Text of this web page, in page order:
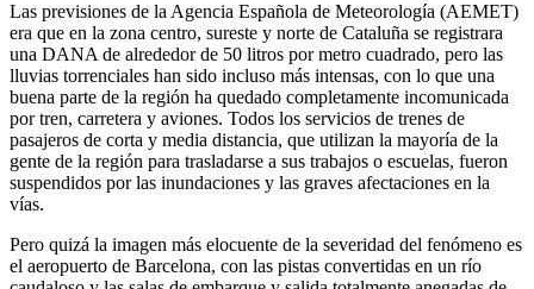
Las previsiones de la Agencia Española de Meteorología (AEMET)
era que en la zona centro, sureste y norte de Cataluña se registrara
una DANA de alrededor de 50 litros por metro cuadrado, pero las
lluvias torrenciales han sido incluso más intensas, con lo que una
buena parte de la región ha quedado completamente incomunicada
por tren, carretera y aviones. Todos los servicios de trenes de
pasajeros de corta y media distancia, que utilizan la mayoría de la
gente de la región para trasladarse a sus trabajos o escuelas, fueron
suspendidos por las inundaciones y las graves afectaciones en la
vías.
Pero quizá la imagen más elocuente de la severidad del fenómeno es
el aeropuerto de Barcelona, con las pistas convertidas en un río